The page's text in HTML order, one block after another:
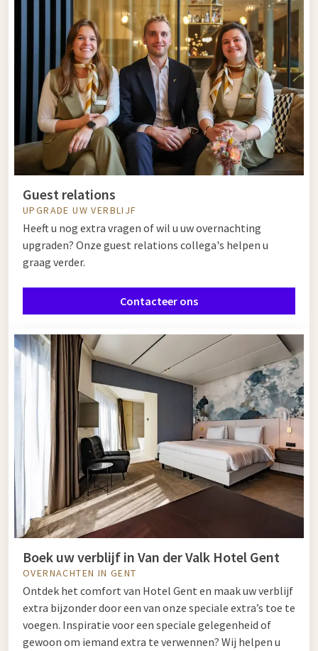
Guest relations
UPGRADE UW VERBLIJF
Heeft u nog extra vragen of wil u uw overnachting
upgraden? Onze guest relations collega's helpen u
graag verder.
Contacteer ons
Boek uw verblijf in Van der Valk Hotel Gent
OVERNACHTEN IN GENT
Ontdek het comfort van Hotel Gent en maak uw verblijf
extra bijzonder door een van onze speciale extra’s toe te
voegen. Inspiratie voor een speciale gelegenheid of
gewoon om iemand extra te verwennen? Wij helpen u